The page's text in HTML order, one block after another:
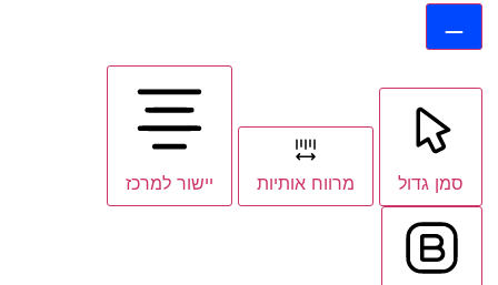
סמן גדול מרווח אותיות יישור למרכז